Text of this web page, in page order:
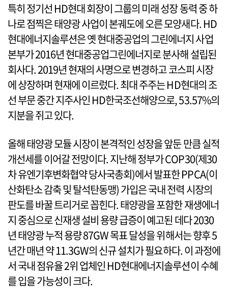
특히 정기선 HD현대 회장이 그룹의 미래 성장 동력 중 하
나로 점찍은 태양광 사업이 본궤도에 오른 모양새다. HD
현대에너지솔루션은 옛 현대중공업의 그린에너지 사업
본부가 2016년 현대중공업그린에너지로 분사해 설립된
회사다. 2019년 현재의 사명으로 변경하고 코스피 시장
에 상장하며 현재에 이르렀다. 최대 주주는 HD현대의 조
선 부문 중간 지주사인 HD한국조선해양으로, 53.57%의
지분을 쥐고 있다.
올해 태양광 모듈 시장이 본격적인 성장을 앞둔 만큼 실적
개선세를 이어갈 전망이다. 지난해 정부가 COP30(제30
차 유엔기후변화협약 당사국총회)에서 발표한 PPCA(이
산화탄소 감축 및 탈석탄동맹) 가입은 국내 전력 시장의
판도를 바꿀 트리거로 꼽힌다. 태양광을 포함한 재생에너
지 중심으로 신재생 설비 용량 급증이 예고된 데다 2030
년 태양광 누적 용량 87GW 목표 달성을 위해서는 향후 5
년간 매년 약 11.3GW의 신규 설치가 필요하다. 이 과정에
서 국내 점유율 2위 업체인 HD현대에너지솔루션이 수혜
를 입을 가능성이 크다.